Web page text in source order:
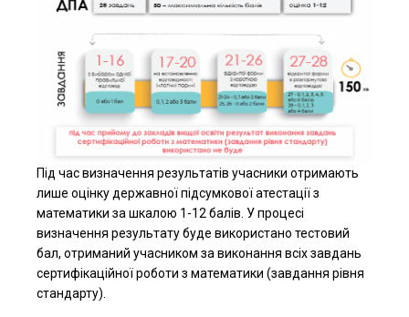
Під час визначення результатів учасники отримають
лише оцінку державної підсумкової атестації з
математики за шкалою 1-12 балів. У процесі
визначення результату буде використано тестовий
бал, отриманий учасником за виконання всіх завдань
сертифікаційної роботи з математики (завдання рівня
стандарту).